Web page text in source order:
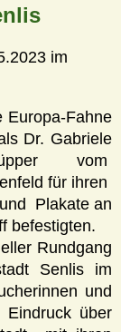
im
Fahne
Dr. Gabriele
vom
für ihren
Plakate an
befestigten.
Rundgang
Senlis im
und
über